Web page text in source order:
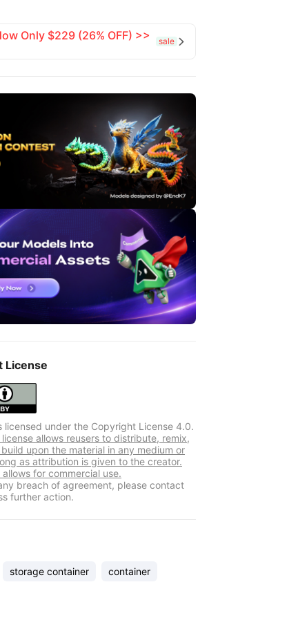
Only $229 (26% OFF) >>
sale 
License
licensed under the Copyright License 4.0.
license allows reusers to distribute, remix,
upon the material in any medium or
as attribution is given to the creator.
for commercial use.
breach of agreement, please contact
further action.
storage container container